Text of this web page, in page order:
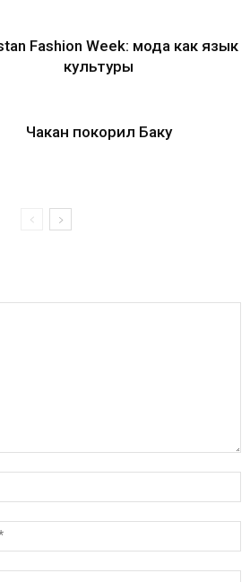
Fashion Week: мода как язык
культуры
Чакан покорил Баку